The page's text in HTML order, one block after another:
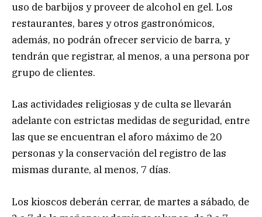
uso de barbijos y proveer de alcohol en gel. Los
restaurantes, bares y otros gastronómicos,
además, no podrán ofrecer servicio de barra, y
tendrán que registrar, al menos, a una persona por
grupo de clientes.
Las actividades religiosas y de culta se llevarán
adelante con estrictas medidas de seguridad, entre
las que se encuentran el aforo máximo de 20
personas y la conservación del registro de las
mismas durante, al menos, 7 días.
Los kioscos deberán cerrar, de martes a sábado, de